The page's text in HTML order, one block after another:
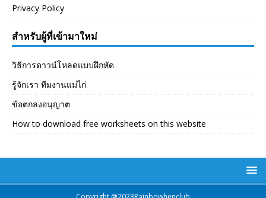
Privacy Policy
สำหรับผู้ที่เข้ามาใหม่
วิธีการดาวน์โหลดแบบฝึกหัด
รู้จักเรา ทีมงานแม่ไก่
ข้อตกลงอนุญาต
How to download free worksheets on this website